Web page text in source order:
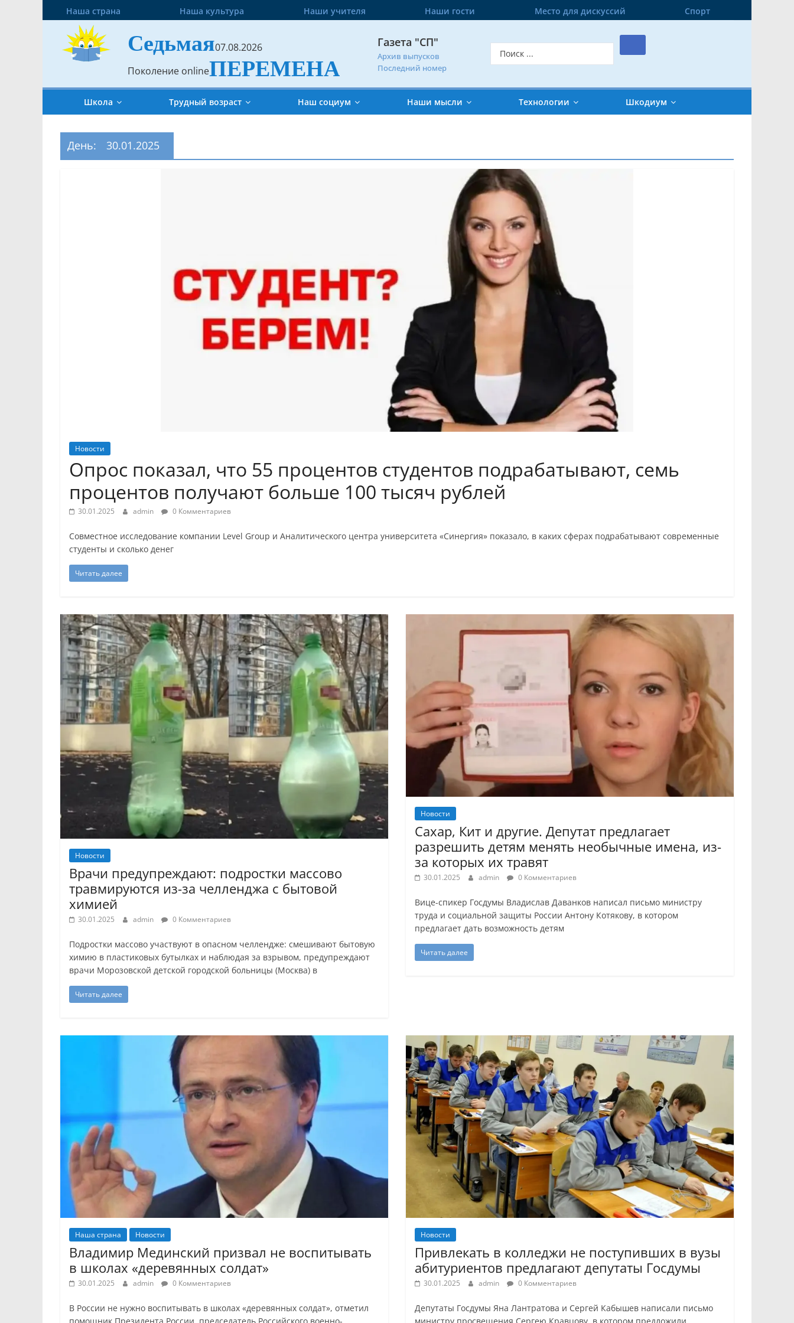
Наша страна Наша культура Наши учителя Наши гости Место для дискуссий Спорт
Седьмая07.08.2026
Поколение onlineПЕРЕМЕНА
Газета "СП"
Архив выпусков
Последний номер
Школа Трудный возраст Наш социум Наши мысли Технологии Шкодиум
День: 30.01.2025
Новости
Опрос показал, что 55 процентов студентов подрабатывают, семь
процентов получают больше 100 тысяч рублей
30.01.2025 admin 0 Комментариев
Совместное исследование компании Level Group и Аналитического центра университета «Синергия» показало, в каких сферах подрабатывают современные
студенты и сколько денег
Читать далее
Новости
Врачи предупреждают: подростки массово
травмируются из-за челленджа с бытовой
химией
30.01.2025 admin 0 Комментариев
Подростки массово участвуют в опасном челлендже: смешивают бытовую
химию в пластиковых бутылках и наблюдая за взрывом, предупреждают
врачи Морозовской детской городской больницы (Москва) в
Читать далее
Новости
Cахар, Кит и другие. Депутат предлагает
разрешить детям менять необычные имена, из-
за которых их травят
30.01.2025 admin 0 Комментариев
Вице-спикер Госдумы Владислав Даванков написал письмо министру
труда и социальной защиты России Антону Котякову, в котором
предлагает дать возможность детям
Читать далее
Наша страна Новости
Владимир Мединский призвал не воспитывать
в школах «деревянных солдат»
30.01.2025 admin 0 Комментариев
В России не нужно воспитывать в школах «деревянных солдат», отметил
Новости
Привлекать в колледжи не поступивших в вузы
абитуриентов предлагают депутаты Госдумы
30.01.2025 admin 0 Комментариев
Депутаты Госдумы Яна Лантратова и Сергей Кабышев написали письмо